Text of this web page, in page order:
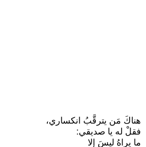
هناكَ مَن يترقَّبُ انكساري،
فقلْ له يا صديقي:
ما يراهُ ليسَ إلا